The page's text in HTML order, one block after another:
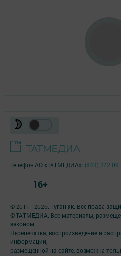
© 2011 - 2026. Туган як. Все права
© ТАТМЕДИА. Все материалы,
законом.
Перепечатка, воспроизведение и
информации,
размещенной на сайте, возможна
Телефон АО «ТАТМЕДИА»: (843) 222 09
16+